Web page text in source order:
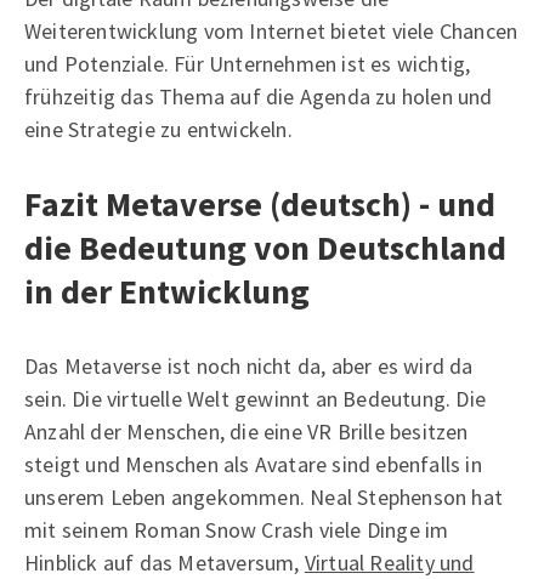
Weiterentwicklung vom Internet bietet viele Chancen
und Potenziale. Für Unternehmen ist es wichtig,
frühzeitig das Thema auf die Agenda zu holen und
eine Strategie zu entwickeln.
Fazit Metaverse (deutsch) - und
die Bedeutung von Deutschland
in der Entwicklung
Das Metaverse ist noch nicht da, aber es wird da
sein. Die virtuelle Welt gewinnt an Bedeutung. Die
Anzahl der Menschen, die eine VR Brille besitzen
steigt und Menschen als Avatare sind ebenfalls in
unserem Leben angekommen. Neal Stephenson hat
mit seinem Roman Snow Crash viele Dinge im
Hinblick auf das Metaversum, Virtual Reality und